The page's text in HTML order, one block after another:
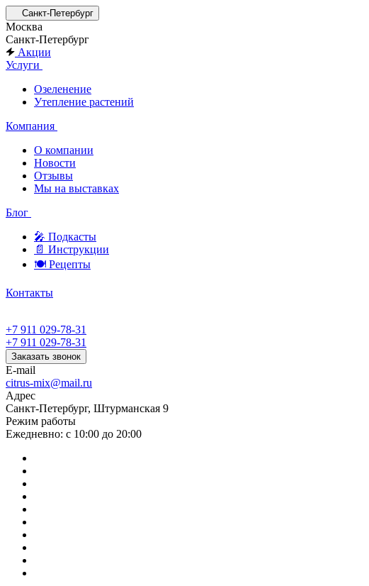
Санкт-Петербург
Москва
Санкт-Петербург
Акции
Услуги
Озеленение
Утепление растений
Компания
О компании
Новости
Отзывы
Мы на выставках
Блог
🎤︎︎ Подкасты
📄 Инструкции
🍽 Рецепты
Контакты
+7 911 029-78-31
+7 911 029-78-31
Заказать звонок
E-mail
citrus-mix@mail.ru
Адрес
Санкт-Петербург, Штурманская 9
Режим работы
Ежедневно: с 10:00 до 20:00